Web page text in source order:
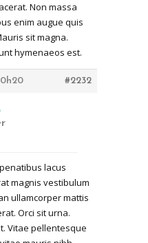
Non massa
enim augue quis
sit magna.
hymenaeos est.
#2232
lacus
magnis vestibulum
ullamcorper mattis
Orci sit urna.
Vitae pellentesque